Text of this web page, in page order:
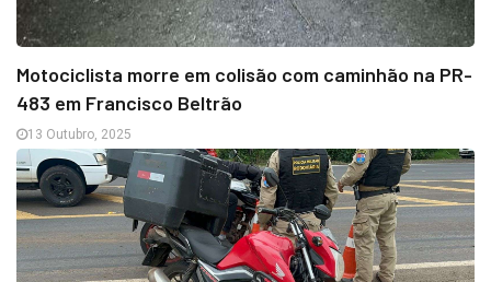
Motociclista morre em colisão com caminhão na PR-
483 em Francisco Beltrão
13 Outubro, 2025